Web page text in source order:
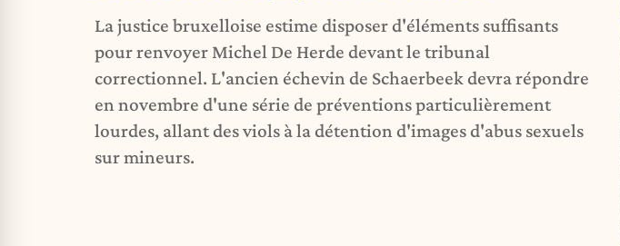
La justice bruxelloise estime disposer d'éléments suffisants
pour renvoyer Michel De Herde devant le tribunal
correctionnel. L'ancien échevin de Schaerbeek devra répondre
en novembre d'une série de préventions particulièrement
lourdes, allant des viols à la détention d'images d'abus sexuels
sur mineurs.